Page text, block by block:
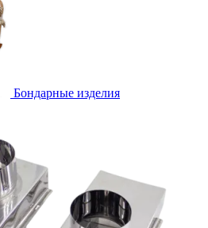
Бондарные изделия